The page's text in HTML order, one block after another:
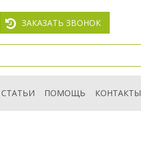
ЗАКАЗАТЬ ЗВОНОК
СТАТЬИ ПОМОЩЬ КОНТАКТЫ